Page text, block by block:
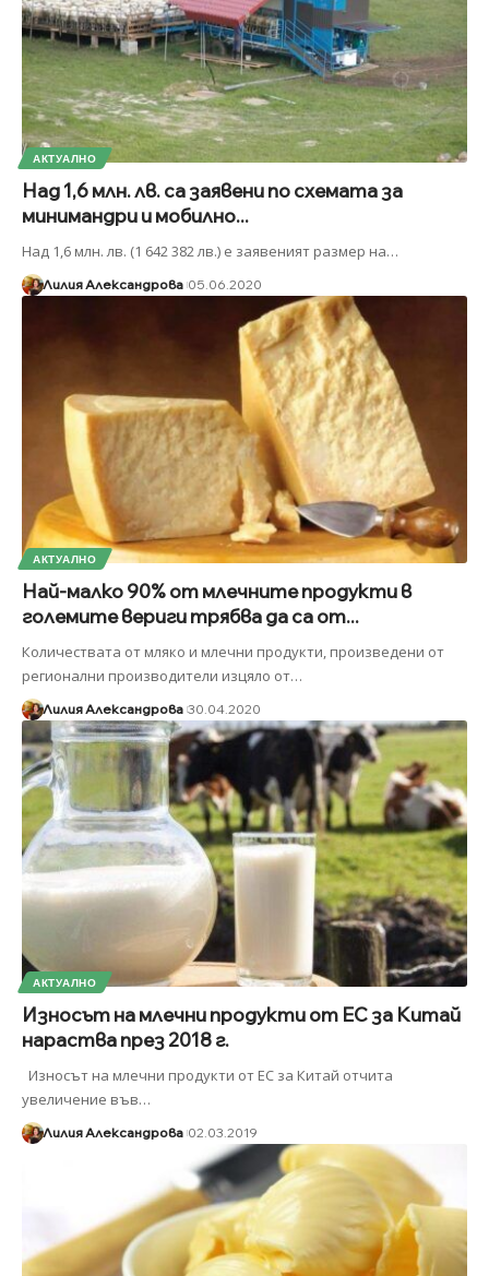
АКТУАЛНО
Над 1,6 млн. лв. са заявени по схемата за
минимандри и мобилно...
Над 1,6 млн. лв. (1 642 382 лв.) е заявеният размер на…
Лилия Александрова 05.06.2020
АКТУАЛНО
Най-малко 90% от млечните продукти в
големите вериги трябва да са от...
Количествата от мляко и млечни продукти, произведени от
регионални производители изцяло от…
Лилия Александрова 30.04.2020
АКТУАЛНО
Износът на млечни продукти от ЕС за Китай
нараства през 2018 г.
Износът на млечни продукти от ЕС за Китай отчита
увеличение във…
Лилия Александрова 02.03.2019